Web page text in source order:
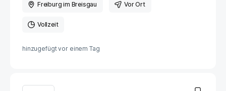
Freiburg im Breisgau Vor Ort
Vollzeit
hinzugefügt vor einem Tag